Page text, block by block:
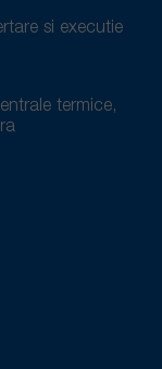
si executie
termice,